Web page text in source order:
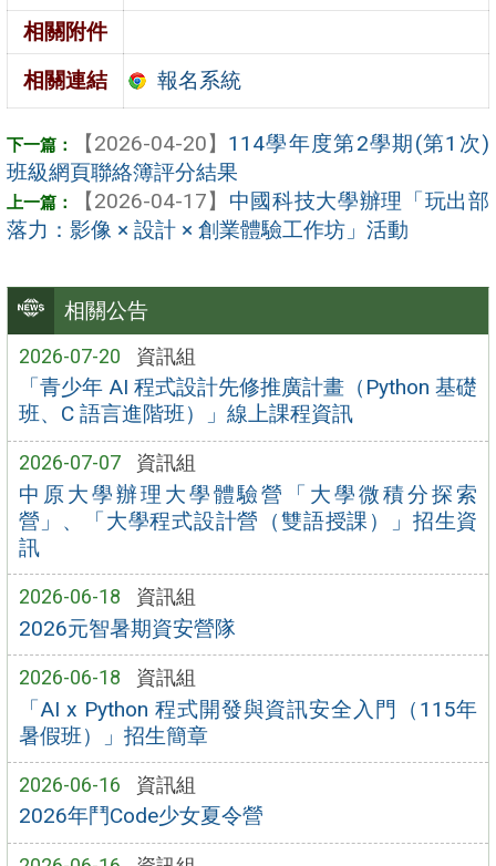
相關公告
2026-07-20 資訊組
「青少年 AI 程式設計先修推廣計畫（Python 基礎
班、C 語言進階班）」線上課程資訊
2026-07-07 資訊組
中原大學辦理大學體驗營「大學微積分探索
營」、「大學程式設計營（雙語授課）」招生資
訊
2026-06-18 資訊組
2026元智暑期資安營隊
2026-06-18 資訊組
「AI x Python 程式開發與資訊安全入門（115年
暑假班）」招生簡章
2026-06-16 資訊組
2026年鬥Code少女夏令營
相關附件
相關連結
報名系統
【2026-04-20】 114學年度第2學期(第1次)
班級網頁聯絡簿評分結果
【2026-04-17】 中國科技大學辦理「玩出部
落力：影像 × 設計 × 創業體驗工作坊」活動